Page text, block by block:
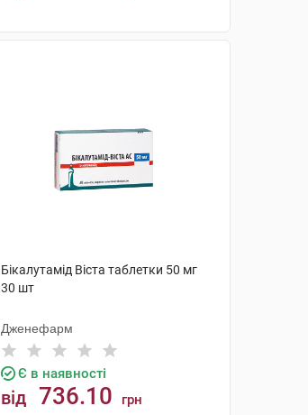
Бікалутамід Віста таблетки 50 мг
30 шт
Дженефарм
Є в наявності
від 736.10 грн